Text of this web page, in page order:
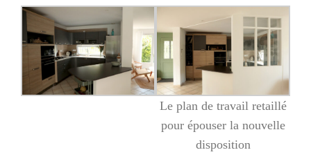
Le plan de travail retaillé
pour épouser la nouvelle
disposition